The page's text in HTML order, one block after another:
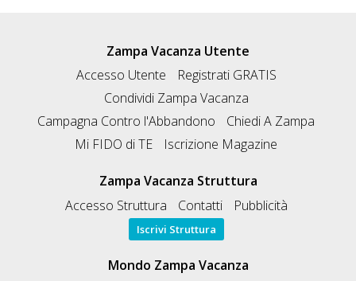
Zampa Vacanza Utente
Accesso Utente
Registrati GRATIS
Condividi Zampa Vacanza
Campagna Contro l'Abbandono
Chiedi A Zampa
Mi FIDO di TE
Iscrizione Magazine
Zampa Vacanza Struttura
Accesso Struttura
Contatti Pubblicità
Iscrivi Struttura
Mondo Zampa Vacanza